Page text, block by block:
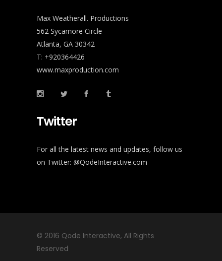
Max Weatherall. Productions
562 Sycamore Circle
Atlanta, GA 30342
T: +920364426
www.maxproduction.com
Twitter
For all the latest news and updates, follow us
on Twitter: @QodeInteractive.com
© 2016 Qode Interactive, All Rights
Reserved